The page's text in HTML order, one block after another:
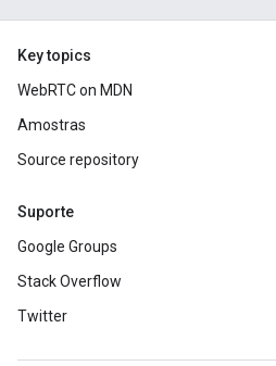
Key topics
WebRTC on MDN
Amostras
Source repository
Suporte
Google Groups
Stack Overflow
Twitter